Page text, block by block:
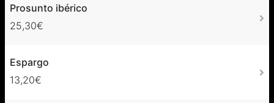
Prosunto ibérico
25,30€
Espargo
13,20€